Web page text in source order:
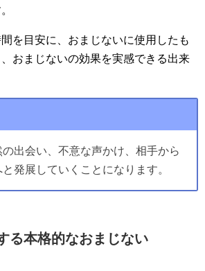
を目安に、おまじないに使用したも
おまじないの効果を実感できる出来
出会い、不意な声かけ、相手から
発展していくことになります。
る本格的なおまじない